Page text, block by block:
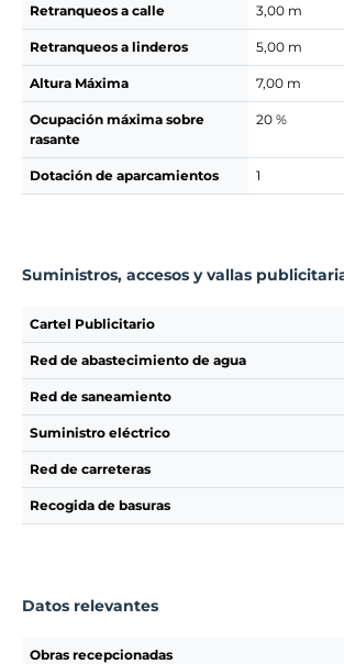
Retranqueos a calle 3,00 m
Retranqueos a linderos 5,00 m
Altura Máxima 7,00 m
Ocupación máxima sobre
rasante
20 %
Dotación de aparcamientos 1
Suministros, accesos y vallas
Cartel Publicitario
Red de abastecimiento de agua
Red de saneamiento
Suministro eléctrico
Red de carreteras
Recogida de basuras
Datos relevantes
Obras recepcionadas